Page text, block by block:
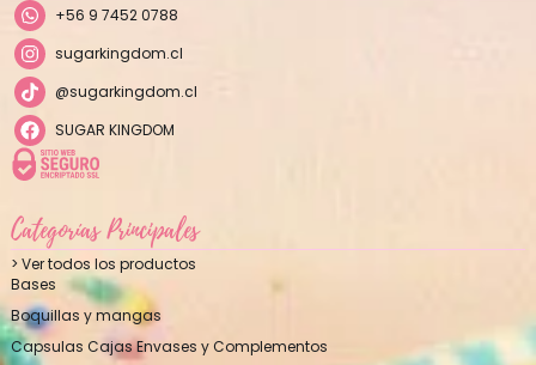
+56 9 7452 0788
sugarkingdom.cl
@sugarkingdom.cl
SUGAR KINGDOM
Categorías Principales
> Ver todos los productos
Bases
Boquillas y mangas
Capsulas Cajas Envases y Complementos